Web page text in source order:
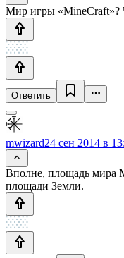
Мир игры «MineCraft»?
Ответить
mwizard24 сен 2014 в
Вполне, площадь мира
площади Земли.